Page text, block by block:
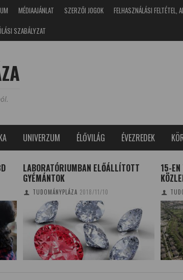
MÉDIAAJÁNLAT SZERZŐI JOGOK
FELHASZNÁLÁSI FELTÉTEL,
SZABÁLYZAT
UNIVERZUM ÉLŐVILÁG ÉVEZREDEK
LABORATÓRIUMBAN ELŐÁLLÍTOTT
GYÉMÁNTOK
TUDOMÁNYPLÁZA 2018/11/10
15-EN